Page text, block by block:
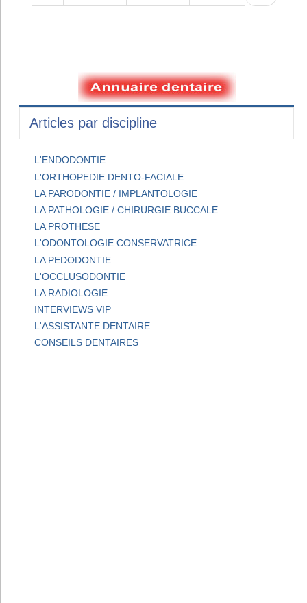
Articles par discipline
L'ENDODONTIE
L'ORTHOPEDIE DENTO-FACIALE
LA PARODONTIE / IMPLANTOLOGIE
LA PATHOLOGIE / CHIRURGIE BUCCALE
LA PROTHESE
L'ODONTOLOGIE CONSERVATRICE
LA PEDODONTIE
L'OCCLUSODONTIE
LA RADIOLOGIE
INTERVIEWS VIP
L'ASSISTANTE DENTAIRE
CONSEILS DENTAIRES